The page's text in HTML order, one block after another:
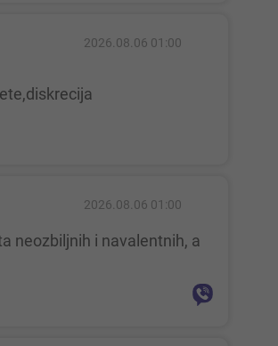
2026.08.06 01:00
2026.08.06 01:00